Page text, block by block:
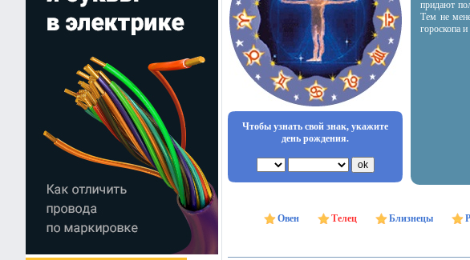
Чтобы узнать свой знак, укажите
день рождения.
придают
Тем не
гороскопа
Овен Телец Близнецы